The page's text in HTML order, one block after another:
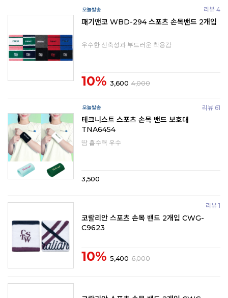
리뷰 4
패기앤코 WBD-294 스포츠 손목밴드 2개입
우수한 신축성과 부드러운 착용감
10% 3,600 4,000
리뷰 61
테크니스트 스포츠 손목 밴드 보호대
TNA6454
땀 흡수력 우수
3,500
리뷰 1
코랄리안 스포츠 손목 밴드 2개입 CWG-
C9623
10% 5,400 6,000